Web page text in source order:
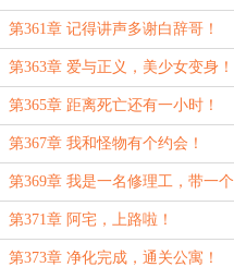
第361章 记得讲声多谢白辞哥！
第363章 爱与正义，美少女变身！
第365章 距离死亡还有一小时！
第367章 我和怪物有个约会！
第369章 我是一名修理工，带一个
管钳很合理吧？
第371章 阿宅，上路啦！
第373章 净化完成，通关公寓！